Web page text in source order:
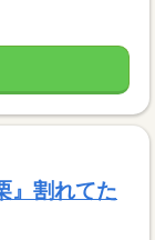
』割れてた